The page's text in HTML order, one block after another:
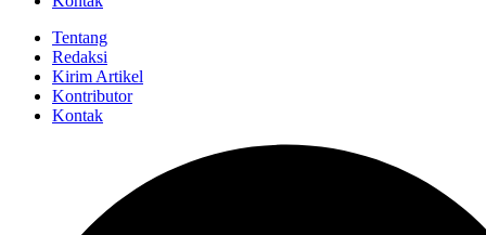
Tentang
Redaksi
Kirim Artikel
Kontributor
Kontak